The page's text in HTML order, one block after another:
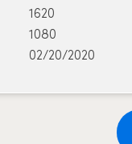
1620
1080
02/20/2020